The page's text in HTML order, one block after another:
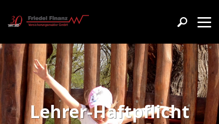
Lehrer-Haftpflicht